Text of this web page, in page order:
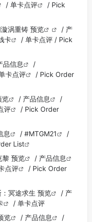
/ 单卡点评 / Pick
涡重铸 预览
/ 产
卡 / 单卡点评 / Pick
品信息
/
卡点评 / Pick Order
览
/ 产品信息
/
评 / Pick Order
息 / #MTGM21
/
List
黎 预览
/ 产品信息
点评 / Pick Order
冥途求生 预览
/ 产
/ 单卡点评
览
/ 产品信息
/